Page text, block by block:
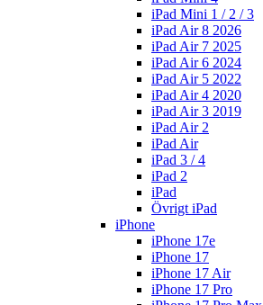
iPad Mini 1 / 2 / 3
iPad Air 8 2026
iPad Air 7 2025
iPad Air 6 2024
iPad Air 5 2022
iPad Air 4 2020
iPad Air 3 2019
iPad Air 2
iPad Air
iPad 3 / 4
iPad 2
iPad
Övrigt iPad
iPhone
iPhone 17e
iPhone 17
iPhone 17 Air
iPhone 17 Pro